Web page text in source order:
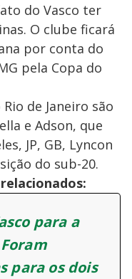
do Vasco ter
O clube ficará
por conta do
pela Copa do
de Janeiro são
e Adson, que
JP, GB, Lyncon
do sub-20.
para a
para os dois